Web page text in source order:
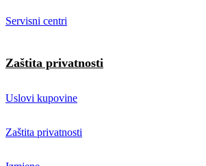
Servisni centri
Zaštita privatnosti
Uslovi kupovine
Zaštita privatnosti